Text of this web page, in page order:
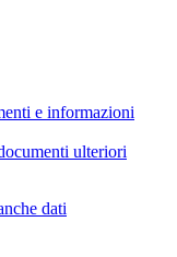
e informazioni
ulteriori
dati